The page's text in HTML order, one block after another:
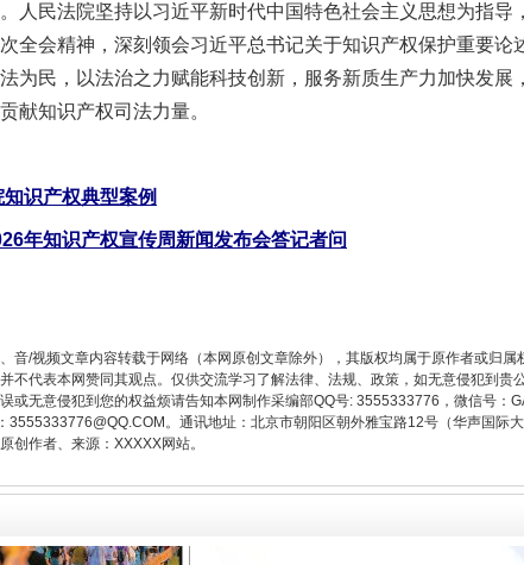
人民法院坚持以习近平新时代中国特色社会主义思想为指
全会精神，深刻领会习近平总书记关于知识产权保护重要
为民，以法治之力赋能科技创新，服务新质生产力加快发展
献知识产权司法力量。
识产权典型案例
年知识产权宣传周新闻发布会答记者问
、音/视频文章内容转载于网络（本网原创文章除外），其版权均属于原作者或归
不代表本网赞同其观点。仅供交流学习了解法律、法规、政策，如无意侵犯到
或无意侵犯到您的权益烦请告知本网制作采编部QQ号: 3555333776，微信号：
3555333776@QQ.COM。通讯地址：北京市朝阳区朝外雅宝路12号（华声国际
创作者、来源：XXXXX网站。
抗生素超标问题”
生不息